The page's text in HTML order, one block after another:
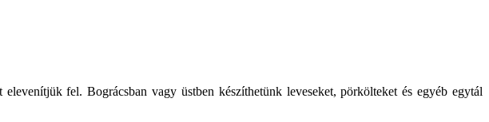
fel. Bográcsban vagy üstben készíthetünk leveseket, pörkölteket és egyéb egytál